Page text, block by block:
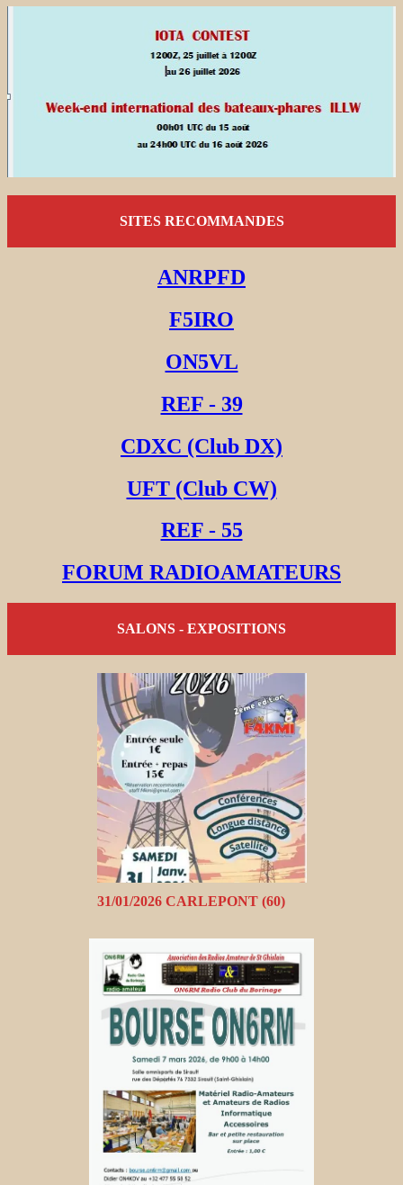
SITES RECOMMANDES
ANRPFD
F5IRO
ON5VL
REF - 39
CDXC (Club DX)
UFT (Club CW)
REF - 55
FORUM RADIOAMATEURS
SALONS - EXPOSITIONS
31/01/2026 CARLEPONT (60)